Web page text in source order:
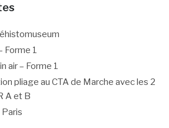
Forme 1
air – Forme 1
pliage au CTA de Marche avec les 2
A et B